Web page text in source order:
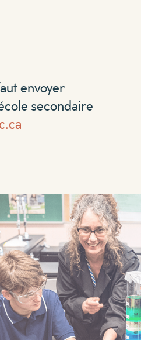
envoyer
secondaire